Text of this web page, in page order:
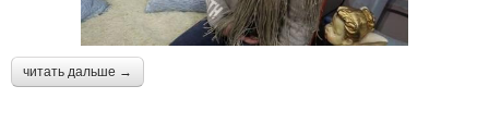
читать дальше →